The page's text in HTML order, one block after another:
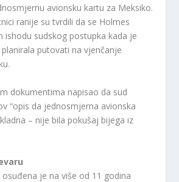
avionsku kartu za Meksiko.
ranije su tvrdili da se Holmes
ishodu sudskog postupka kada je
putovati na vjenčanje
dokumentima napisao da sud
“opis da jednosmjerna avionska
– nije bila pokušaj bijega iz
osuđena je na više od 11 godina